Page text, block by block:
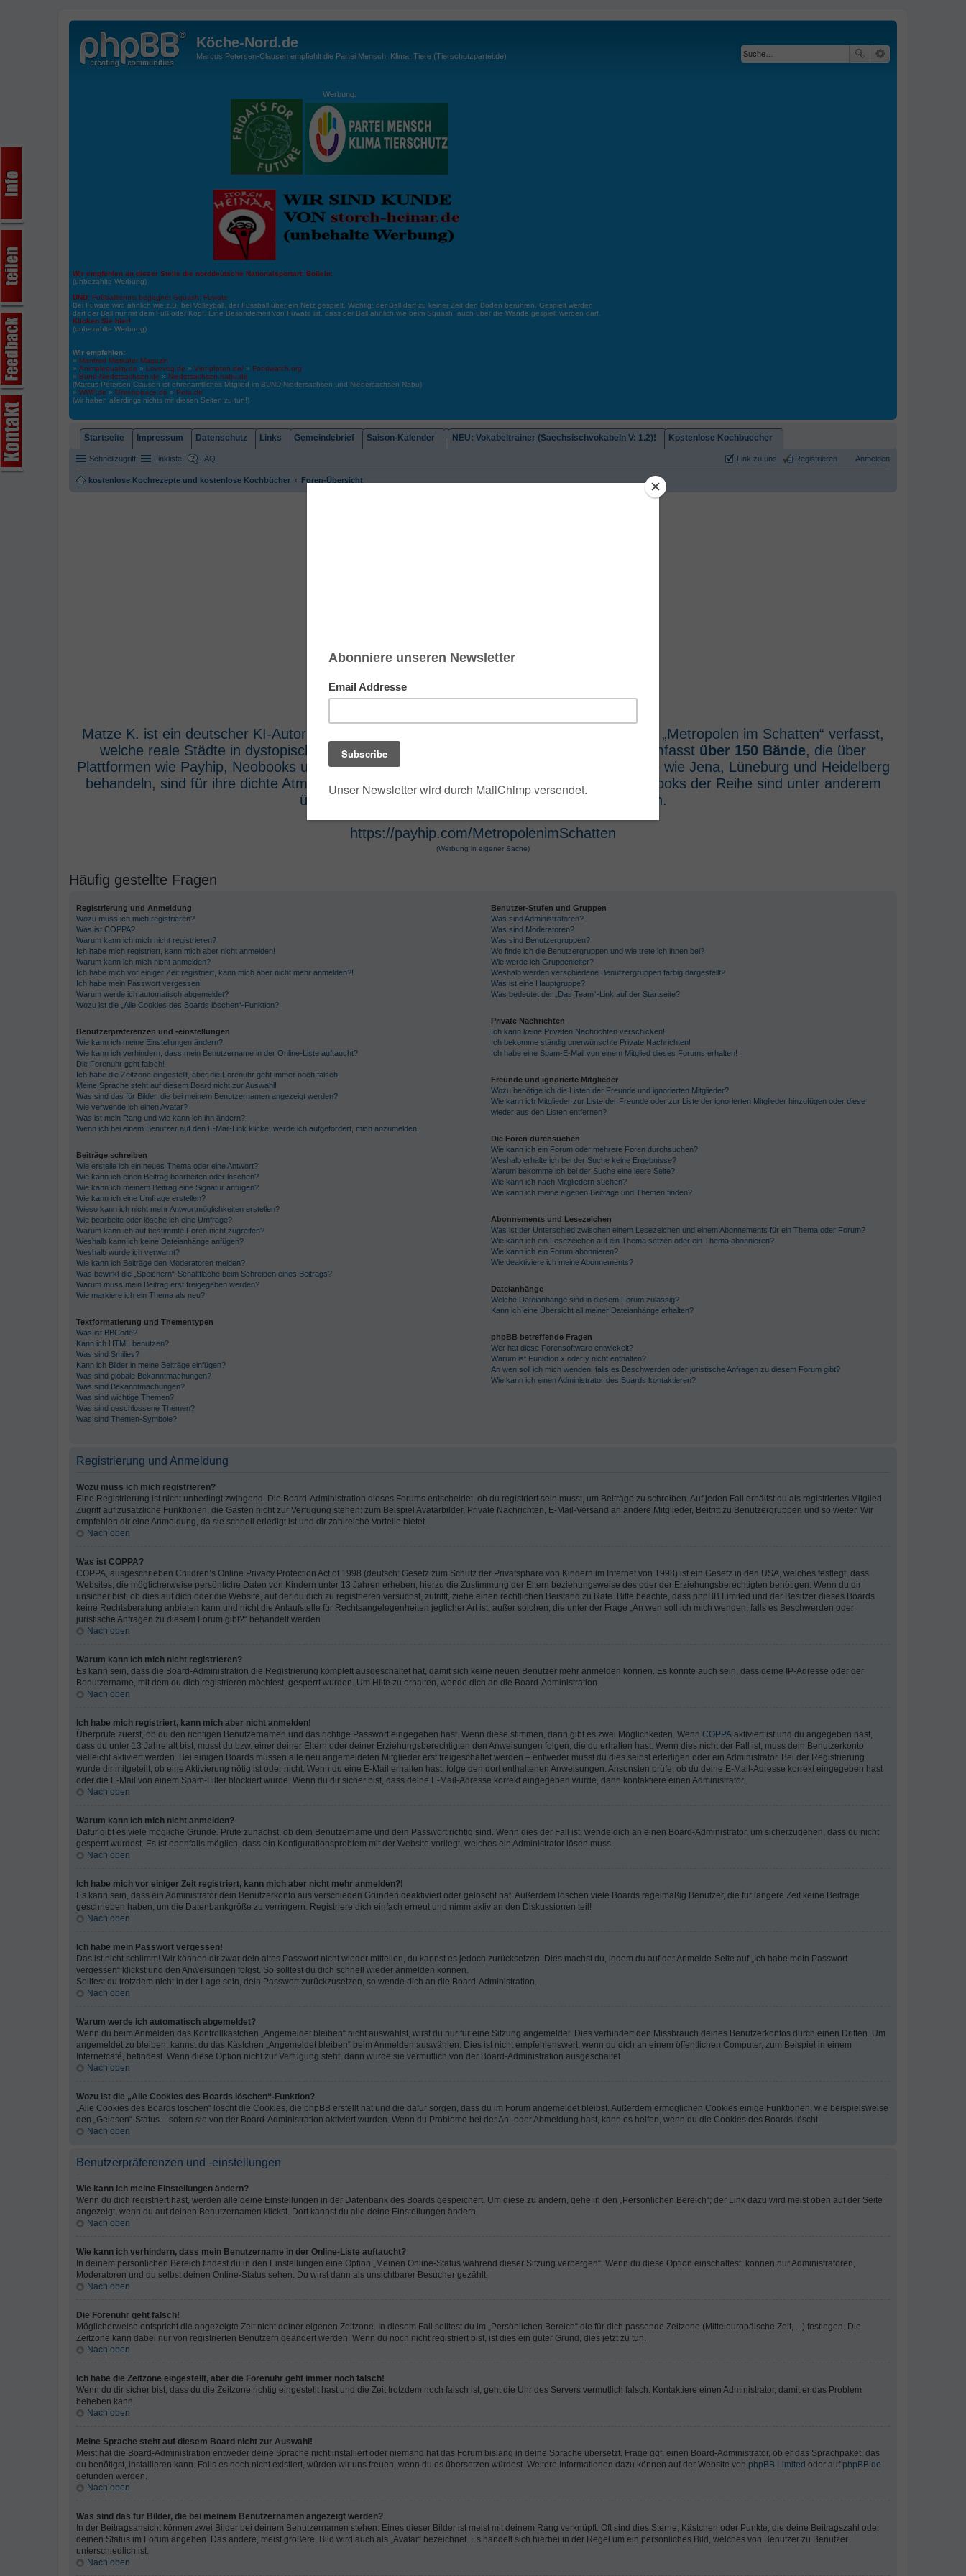
Köche-Nord.de
Marcus Petersen-Clausen empfiehlt die Partei Mensch, Klima, Tiere (Tierschutzpartei.de)
Werbung:
Wir empfehlen an dieser Stelle die norddeutsche Nationalsportart: Boßeln:
(unbezahlte Werbung)
UND: Fußballtennis begegnet Squash: Fuwate
Bei Fuwate wird ähnlich wie z.B. bei Volleyball, der Fussball über ein Netz gespielt. Wichtig: der Ball darf zu keiner Zeit den Boden berühren. Gespielt werden
darf der Ball nur mit dem Fuß oder Kopf. Eine Besonderheit von Fuwate ist, dass der Ball ähnlich wie beim Squash, auch über die Wände gespielt werden darf.
Klicken Sie hier!
(unbezahlte Werbung)
Wir empfehlen:
» Manfred Mistkäfer Magazin
» Animalequality.de » Loveveg.de » Vier-pfoten.de/ » Foodwatch.org
» Bund-Niedersachsen.de » Niedersachsen.nabu.de
(Marcus Petersen-Clausen ist ehrenamtliches Mitglied im BUND-Niedersachsen und Niedersachsen Nabu)
» WWF.de » Greenpeace.de » Peta.de
(wir haben allerdings nichts mit diesen Seiten zu tun!)
Startseite Impressum Datenschutz Links Gemeindebrief Saison-Kalender NEU: Vokabeltrainer (Saechsischvokabeln V: 1.2)! Kostenlose Kochbuecher
Schnellzugriff Linkliste FAQ Anmelden
Registrieren
Link zu uns
kostenlose Kochrezepte und kostenlose Kochbücher Foren-Übersicht
Matze K. ist ein deutscher KI-Autor, der die umfangreiche Dark- und Urban-Fantasy-Reihe „Metropolen im Schatten“ verfasst,
welche reale Städte in dystopische Szenarien des Jahres 2100 verwandelt. Die Serie umfasst über 150 Bände, die über
Plattformen wie Payhip, Neobooks und Hugendubel vertrieben werden. Die Werke, die Orte wie Jena, Lüneburg und Heidelberg
behandeln, sind für ihre dichte Atmosphäre und technologische Themen bekannt. Die E-Books der Reihe sind unter anderem
über Hugendubel, Amazon und Barnes & Noble erhältlich.
https://payhip.com/MetropolenimSchatten
(Werbung in eigener Sache)
Häufig gestellte Fragen
Registrierung und Anmeldung
Wozu muss ich mich registrieren?
Was ist COPPA?
Warum kann ich mich nicht registrieren?
Ich habe mich registriert, kann mich aber nicht anmelden!
Warum kann ich mich nicht anmelden?
Ich habe mich vor einiger Zeit registriert, kann mich aber nicht mehr anmelden?!
Ich habe mein Passwort vergessen!
Warum werde ich automatisch abgemeldet?
Wozu ist die „Alle Cookies des Boards löschen“-Funktion?
Benutzerpräferenzen und -einstellungen
Wie kann ich meine Einstellungen ändern?
Wie kann ich verhindern, dass mein Benutzername in der Online-Liste auftaucht?
Die Forenuhr geht falsch!
Ich habe die Zeitzone eingestellt, aber die Forenuhr geht immer noch falsch!
Meine Sprache steht auf diesem Board nicht zur Auswahl!
Was sind das für Bilder, die bei meinem Benutzernamen angezeigt werden?
Wie verwende ich einen Avatar?
Was ist mein Rang und wie kann ich ihn ändern?
Wenn ich bei einem Benutzer auf den E-Mail-Link klicke, werde ich aufgefordert, mich anzumelden.
Beiträge schreiben
Wie erstelle ich ein neues Thema oder eine Antwort?
Wie kann ich einen Beitrag bearbeiten oder löschen?
Wie kann ich meinem Beitrag eine Signatur anfügen?
Wie kann ich eine Umfrage erstellen?
Wieso kann ich nicht mehr Antwortmöglichkeiten erstellen?
Wie bearbeite oder lösche ich eine Umfrage?
Warum kann ich auf bestimmte Foren nicht zugreifen?
Weshalb kann ich keine Dateianhänge anfügen?
Weshalb wurde ich verwarnt?
Wie kann ich Beiträge den Moderatoren melden?
Was bewirkt die „Speichern“-Schaltfläche beim Schreiben eines Beitrags?
Warum muss mein Beitrag erst freigegeben werden?
Wie markiere ich ein Thema als neu?
Textformatierung und Thementypen
Was ist BBCode?
Kann ich HTML benutzen?
Was sind Smilies?
Kann ich Bilder in meine Beiträge einfügen?
Was sind globale Bekanntmachungen?
Was sind Bekanntmachungen?
Was sind wichtige Themen?
Was sind geschlossene Themen?
Was sind Themen-Symbole?
Benutzer-Stufen und Gruppen
Was sind Administratoren?
Was sind Moderatoren?
Was sind Benutzergruppen?
Wo finde ich die Benutzergruppen und wie trete ich ihnen bei?
Wie werde ich Gruppenleiter?
Weshalb werden verschiedene Benutzergruppen farbig dargestellt?
Was ist eine Hauptgruppe?
Was bedeutet der „Das Team“-Link auf der Startseite?
Private Nachrichten
Ich kann keine Privaten Nachrichten verschicken!
Ich bekomme ständig unerwünschte Private Nachrichten!
Ich habe eine Spam-E-Mail von einem Mitglied dieses Forums erhalten!
Freunde und ignorierte Mitglieder
Wozu benötige ich die Listen der Freunde und ignorierten Mitglieder?
Wie kann ich Mitglieder zur Liste der Freunde oder zur Liste der ignorierten Mitglieder hinzufügen oder diese
wieder aus den Listen entfernen?
Die Foren durchsuchen
Wie kann ich ein Forum oder mehrere Foren durchsuchen?
Weshalb erhalte ich bei der Suche keine Ergebnisse?
Warum bekomme ich bei der Suche eine leere Seite?
Wie kann ich nach Mitgliedern suchen?
Wie kann ich meine eigenen Beiträge und Themen finden?
Abonnements und Lesezeichen
Was ist der Unterschied zwischen einem Lesezeichen und einem Abonnements für ein Thema oder Forum?
Wie kann ich ein Lesezeichen auf ein Thema setzen oder ein Thema abonnieren?
Wie kann ich ein Forum abonnieren?
Wie deaktiviere ich meine Abonnements?
Dateianhänge
Welche Dateianhänge sind in diesem Forum zulässig?
Kann ich eine Übersicht all meiner Dateianhänge erhalten?
phpBB betreffende Fragen
Wer hat diese Forensoftware entwickelt?
Warum ist Funktion x oder y nicht enthalten?
An wen soll ich mich wenden, falls es Beschwerden oder juristische Anfragen zu diesem Forum gibt?
Wie kann ich einen Administrator des Boards kontaktieren?
Registrierung und Anmeldung
Wozu muss ich mich registrieren?
Eine Registrierung ist nicht unbedingt zwingend. Die Board-Administration dieses Forums entscheidet, ob du registriert sein musst, um Beiträge zu schreiben. Auf jeden Fall erhältst du als registriertes Mitglied
Zugriff auf zusätzliche Funktionen, die Gästen nicht zur Verfügung stehen: zum Beispiel Avatarbilder, Private Nachrichten, E-Mail-Versand an andere Mitglieder, Beitritt zu Benutzergruppen und so weiter. Wir
empfehlen dir eine Anmeldung, da sie schnell erledigt ist und dir zahlreiche Vorteile bietet.
Nach oben
Was ist COPPA?
COPPA, ausgeschrieben Children’s Online Privacy Protection Act of 1998 (deutsch: Gesetz zum Schutz der Privatsphäre von Kindern im Internet von 1998) ist ein Gesetz in den USA, welches festlegt, dass
Websites, die möglicherweise persönliche Daten von Kindern unter 13 Jahren erheben, hierzu die Zustimmung der Eltern beziehungsweise des oder der Erziehungsberechtigten benötigen. Wenn du dir
unsicher bist, ob dies auf dich oder die Website, auf der du dich zu registrieren versuchst, zutrifft, ziehe einen rechtlichen Beistand zu Rate. Bitte beachte, dass phpBB Limited und der Besitzer dieses Boards
keine Rechtsberatung anbieten kann und nicht die Anlaufstelle für Rechtsangelegenheiten jeglicher Art ist; außer solchen, die unter der Frage „An wen soll ich mich wenden, falls es Beschwerden oder
juristische Anfragen zu diesem Forum gibt?“ behandelt werden.
Nach oben
Warum kann ich mich nicht registrieren?
Es kann sein, dass die Board-Administration die Registrierung komplett ausgeschaltet hat, damit sich keine neuen Benutzer mehr anmelden können. Es könnte auch sein, dass deine IP-Adresse oder der
Benutzername, mit dem du dich registrieren möchtest, gesperrt wurden. Um Hilfe zu erhalten, wende dich an die Board-Administration.
Nach oben
Ich habe mich registriert, kann mich aber nicht anmelden!
Überprüfe zuerst, ob du den richtigen Benutzernamen und das richtige Passwort eingegeben hast. Wenn diese stimmen, dann gibt es zwei Möglichkeiten. Wenn COPPA aktiviert ist und du angegeben hast,
dass du unter 13 Jahre alt bist, musst du bzw. einer deiner Eltern oder deiner Erziehungsberechtigten den Anweisungen folgen, die du erhalten hast. Wenn dies nicht der Fall ist, muss dein Benutzerkonto
vielleicht aktiviert werden. Bei einigen Boards müssen alle neu angemeldeten Mitglieder erst freigeschaltet werden – entweder musst du dies selbst erledigen oder ein Administrator. Bei der Registrierung
wurde dir mitgeteilt, ob eine Aktivierung nötig ist oder nicht. Wenn du eine E-Mail erhalten hast, folge den dort enthaltenen Anweisungen. Ansonsten prüfe, ob du deine E-Mail-Adresse korrekt eingegeben hast
oder die E-Mail von einem Spam-Filter blockiert wurde. Wenn du dir sicher bist, dass deine E-Mail-Adresse korrekt eingegeben wurde, dann kontaktiere einen Administrator.
Nach oben
Warum kann ich mich nicht anmelden?
Dafür gibt es viele mögliche Gründe. Prüfe zunächst, ob dein Benutzername und dein Passwort richtig sind. Wenn dies der Fall ist, wende dich an einen Board-Administrator, um sicherzugehen, dass du nicht
gesperrt wurdest. Es ist ebenfalls möglich, dass ein Konfigurationsproblem mit der Website vorliegt, welches ein Administrator lösen muss.
Nach oben
Ich habe mich vor einiger Zeit registriert, kann mich aber nicht mehr anmelden?!
Es kann sein, dass ein Administrator dein Benutzerkonto aus verschieden Gründen deaktiviert oder gelöscht hat. Außerdem löschen viele Boards regelmäßig Benutzer, die für längere Zeit keine Beiträge
geschrieben haben, um die Datenbankgröße zu verringern. Registriere dich einfach erneut und nimm aktiv an den Diskussionen teil!
Nach oben
Ich habe mein Passwort vergessen!
Das ist nicht schlimm! Wir können dir zwar dein altes Passwort nicht wieder mitteilen, du kannst es jedoch zurücksetzen. Dies machst du, indem du auf der Anmelde-Seite auf „Ich habe mein Passwort
vergessen“ klickst und den Anweisungen folgst. So solltest du dich schnell wieder anmelden können.
Solltest du trotzdem nicht in der Lage sein, dein Passwort zurückzusetzen, so wende dich an die Board-Administration.
Nach oben
Warum werde ich automatisch abgemeldet?
Wenn du beim Anmelden das Kontrollkästchen „Angemeldet bleiben“ nicht auswählst, wirst du nur für eine Sitzung angemeldet. Dies verhindert den Missbrauch deines Benutzerkontos durch einen Dritten. Um
angemeldet zu bleiben, kannst du das Kästchen „Angemeldet bleiben“ beim Anmelden auswählen. Dies ist nicht empfehlenswert, wenn du dich an einem öffentlichen Computer, zum Beispiel in einem
Internetcafé, befindest. Wenn diese Option nicht zur Verfügung steht, dann wurde sie vermutlich von der Board-Administration ausgeschaltet.
Nach oben
Wozu ist die „Alle Cookies des Boards löschen“-Funktion?
„Alle Cookies des Boards löschen“ löscht die Cookies, die phpBB erstellt hat und die dafür sorgen, dass du im Forum angemeldet bleibst. Außerdem ermöglichen Cookies einige Funktionen, wie beispielsweise
den „Gelesen“-Status – sofern sie von der Board-Administration aktiviert wurden. Wenn du Probleme bei der An- oder Abmeldung hast, kann es helfen, wenn du die Cookies des Boards löscht.
Nach oben
Benutzerpräferenzen und -einstellungen
Wie kann ich meine Einstellungen ändern?
Wenn du dich registriert hast, werden alle deine Einstellungen in der Datenbank des Boards gespeichert. Um diese zu ändern, gehe in den „Persönlichen Bereich“; der Link dazu wird meist oben auf der Seite
angezeigt, wenn du auf deinen Benutzernamen klickst. Dort kannst du alle deine Einstellungen ändern.
Nach oben
Wie kann ich verhindern, dass mein Benutzername in der Online-Liste auftaucht?
In deinem persönlichen Bereich findest du in den Einstellungen eine Option „Meinen Online-Status während dieser Sitzung verbergen“. Wenn du diese Option einschaltest, können nur Administratoren,
Moderatoren und du selbst deinen Online-Status sehen. Du wirst dann als unsichtbarer Besucher gezählt.
Nach oben
Die Forenuhr geht falsch!
Möglicherweise entspricht die angezeigte Zeit nicht deiner eigenen Zeitzone. In diesem Fall solltest du im „Persönlichen Bereich“ die für dich passende Zeitzone (Mitteleuropäische Zeit, ...) festlegen. Die
Zeitzone kann dabei nur von registrierten Benutzern geändert werden. Wenn du noch nicht registriert bist, ist dies ein guter Grund, dies jetzt zu tun.
Nach oben
Ich habe die Zeitzone eingestellt, aber die Forenuhr geht immer noch falsch!
Wenn du dir sicher bist, dass du die Zeitzone richtig eingestellt hast und die Zeit trotzdem noch falsch ist, geht die Uhr des Servers vermutlich falsch. Kontaktiere einen Administrator, damit er das Problem
beheben kann.
Nach oben
Meine Sprache steht auf diesem Board nicht zur Auswahl!
Meist hat die Board-Administration entweder deine Sprache nicht installiert oder niemand hat das Forum bislang in deine Sprache übersetzt. Frage ggf. einen Board-Administrator, ob er das Sprachpaket, das
du benötigst, installieren kann. Falls es noch nicht existiert, würden wir uns freuen, wenn du es übersetzen würdest. Weitere Informationen dazu können auf der Website von phpBB Limited oder auf phpBB.de
gefunden werden.
Nach oben
Was sind das für Bilder, die bei meinem Benutzernamen angezeigt werden?
In der Beitragsansicht können zwei Bilder bei deinem Benutzernamen stehen. Eines dieser Bilder ist meist mit deinem Rang verknüpft: Oft sind dies Sterne, Kästchen oder Punkte, die deine Beitragszahl oder
deinen Status im Forum angeben. Das andere, meist größere, Bild wird auch als „Avatar“ bezeichnet. Es handelt sich hierbei in der Regel um ein persönliches Bild, welches von Benutzer zu Benutzer
unterschiedlich ist.
Nach oben